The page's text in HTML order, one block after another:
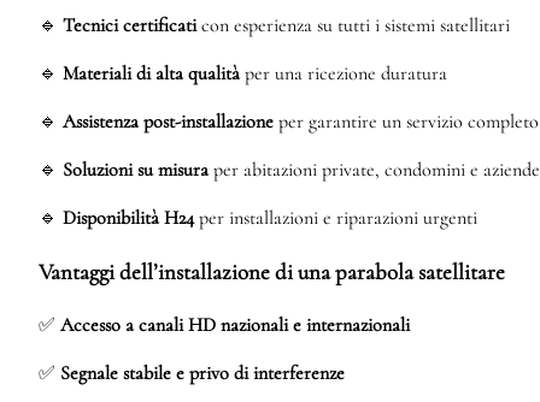
🔹 Tecnici certificaticon esperienza su tutti i sistemi satellitari
🔹 Materiali di alta qualitàper una ricezione duratura
🔹 Assistenza post-installazione per garantire un servizio completo
🔹 Soluzioni su misuraper abitazioni private, condomini e aziende
🔹 Disponibilità H24per installazioni e riparazioni urgenti
Vantaggi dell’installazione di una parabola satellitare
✅ Accesso a canali HD nazionali e internazionali
✅ Segnale stabile e privo di interferenze